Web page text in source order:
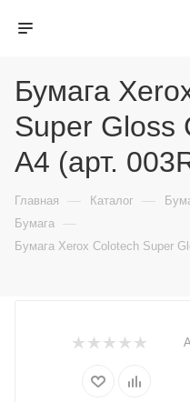
Бумага
Super Gloss
A4 (арт.
Главная — Каталог —
Бумага —
Бумага Xerox Colotech Super